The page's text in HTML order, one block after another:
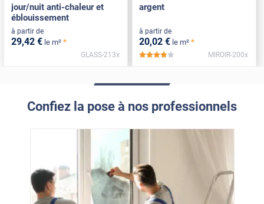
jour/nuit anti-chaleur et
éblouissement
à partir de
29,42 € le m² *
GLASS-213x
argent
à partir de
20,02 € le m² *
*****
MIROIR-200x
Confiez la pose à nos professionnels